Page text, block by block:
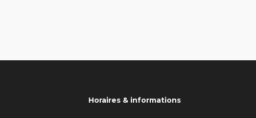
Horaires & informations